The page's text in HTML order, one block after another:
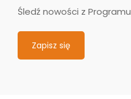
Śledź nowości z Programu
Zapisz się